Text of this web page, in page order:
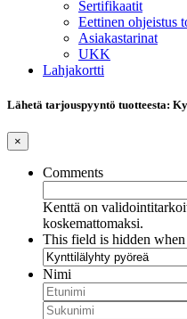
Sertifikaatit
Eettinen ohjeistus
Asiakastarinat
UKK
Lahjakortti
Lähetä tarjouspyyntö tuotteesta:
×
Comments
Kenttä on
koskemattomaksi.
This field is hidden
Nimi